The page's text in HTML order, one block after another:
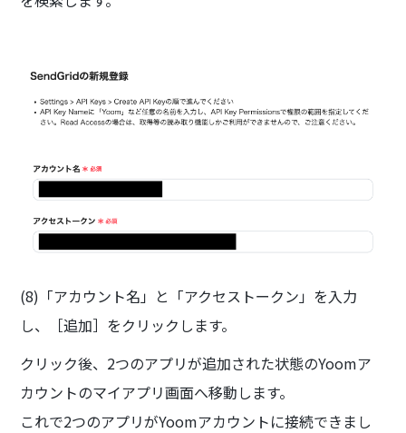
(8)「アカウント名」と「アクセストークン」を入力
し、［追加］をクリックします。
クリック後、2つのアプリが追加された状態のYoomア
カウントのマイアプリ画面へ移動します。
これで2つのアプリがYoomアカウントに接続できまし